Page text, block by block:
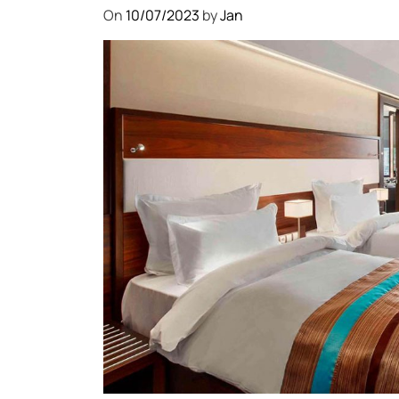
On 10/07/2023 byJan